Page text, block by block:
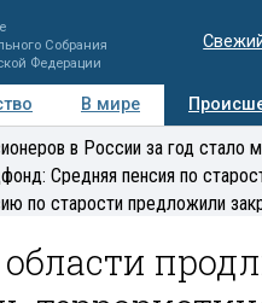
Собрания
Федерации
В мире
Регионы Медиацентр
в России за год стало
Средняя пенсия по
по старости предложили